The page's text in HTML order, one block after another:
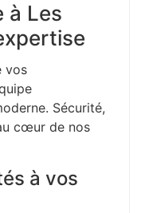
à Les
vos
Sécurité,
cœur de nos
à vos